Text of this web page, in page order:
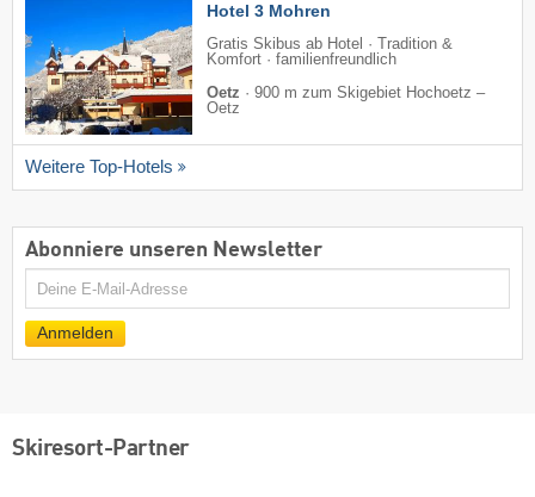
Hotel 3 Mohren
Gratis Skibus ab Hotel · Tradition &
Komfort · familienfreundlich
Oetz · 900 m zum Skigebiet Hochoetz –
Oetz
Weitere Top-Hotels
Abonniere unseren Newsletter
E-
Mail
Anmelden
Skiresort-Partner